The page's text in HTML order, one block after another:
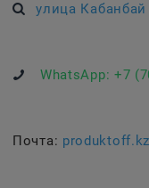
улица
WhatsApp: +7
Почта: